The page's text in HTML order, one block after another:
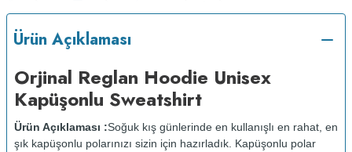
Ürün Açıklaması
Orjinal Reglan Hoodie Unisex
Kapüşonlu Sweatshirt
Ürün Açıklaması :Soğuk kış günlerinde en kullanışlı en rahat, en
şık kapüşonlu polarınızı sizin için hazırladık. Kapüşonlu polar